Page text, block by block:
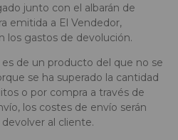
junto con el albarán de
emitida a El Vendedor,
los gastos de devolución.
de un producto del que no se
se ha superado la cantidad
o por compra a través de
los costes de envío serán
al cliente.